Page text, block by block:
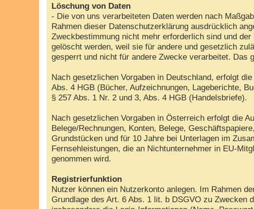
Löschung von Daten
- Die von uns verarbeiteten Daten werden nach
Rahmen dieser Datenschutzerklärung ausdrücklich
Zweckbestimmung nicht mehr erforderlich sind und
gelöscht werden, weil sie für andere und gesetzlich
gesperrt und nicht für andere Zwecke verarbeitet. Das
Nach gesetzlichen Vorgaben in Deutschland, erfolgt
Abs. 4 HGB (Bücher, Aufzeichnungen, Lageberichte,
§ 257 Abs. 1 Nr. 2 und 3, Abs. 4 HGB (Handelsbriefe).
Nach gesetzlichen Vorgaben in Österreich erfolgt die
Belege/Rechnungen, Konten, Belege,
Grundstücken und für 10 Jahre bei Unterlagen im
Fernsehleistungen, die an Nichtunternehmer in EU-
genommen wird.
Registrierfunktion
Nutzer können ein Nutzerkonto anlegen. Im Rahmen
Grundlage des Art. 6 Abs. 1 lit. b DSGVO zu Zwecken